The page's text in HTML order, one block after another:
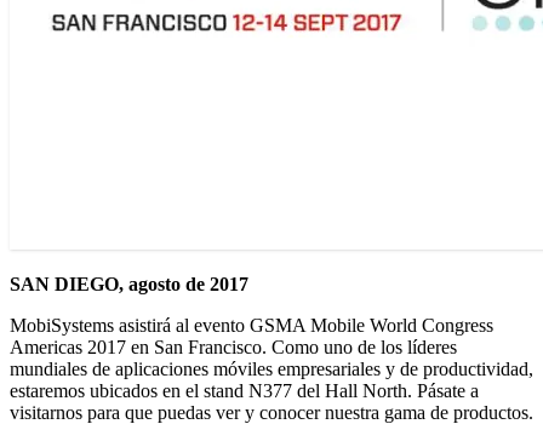
SAN DIEGO, agosto de 2017
MobiSystems asistirá al evento GSMA Mobile World Congress
Americas 2017 en San Francisco. Como uno de los líderes
mundiales de aplicaciones móviles empresariales y de productividad,
estaremos ubicados en el stand N377 del Hall North. Pásate a
visitarnos para que puedas ver y conocer nuestra gama de productos.